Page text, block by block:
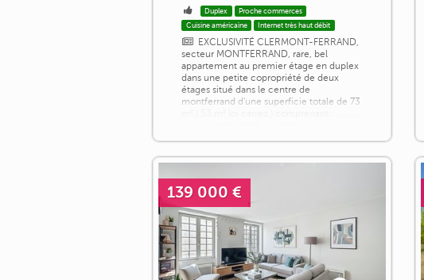
Duplex
Proche commerces
Cuisine américaine
Internet très haut débit
EXCLUSIVITÉ CLERMONT-FERRAND,
secteur MONTFERRAND, rare, bel
appartement au premier étage en duplex
dans une petite copropriété de deux
étages situé dans le centre de
montferrand d'une superficie totale de 73
commodités. Honoraires à la charge du
139 000 €